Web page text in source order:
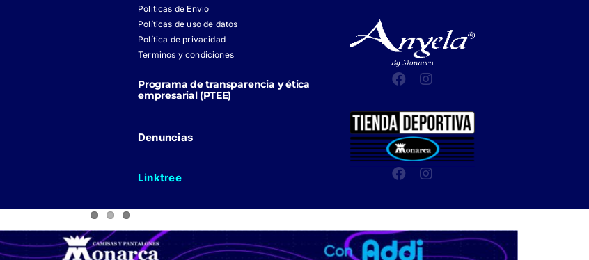
Politicas de Envio
Políticas de uso de datos
Política de privacidad
Terminos y condiciones
Programa de transparencia y ética
empresarial (PTEE)
Denuncias
Linktree